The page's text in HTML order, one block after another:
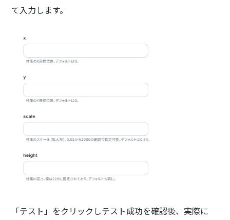
て入力します。
「テスト」をクリックしテスト成功を確認後、実際に